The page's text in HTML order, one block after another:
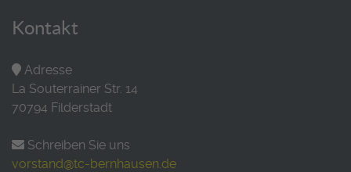
Kontakt
Adresse
La Souterrainer Str. 14
70794 Filderstadt
Schreiben Sie uns
vorstand@tc-bernhausen.de